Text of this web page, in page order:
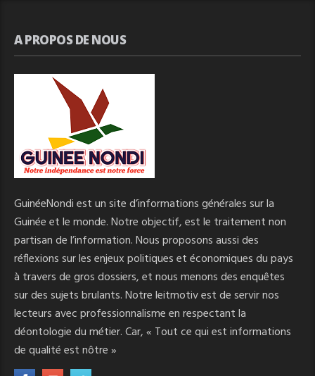
A PROPOS DE NOUS
GuinéeNondi est un site d’informations générales sur la
Guinée et le monde. Notre objectif, est le traitement non
partisan de l’information. Nous proposons aussi des
réflexions sur les enjeux politiques et économiques du pays
à travers de gros dossiers, et nous menons des enquêtes
sur des sujets brulants. Notre leitmotiv est de servir nos
lecteurs avec professionnalisme en respectant la
déontologie du métier. Car, « Tout ce qui est informations
de qualité est nôtre »